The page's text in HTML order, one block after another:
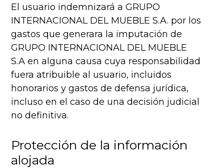
El usuario indemnizará a GRUPO
INTERNACIONAL DEL MUEBLE S.A. por los
gastos que generara la imputación de
GRUPO INTERNACIONAL DEL MUEBLE
S.A en alguna causa cuya responsabilidad
fuera atribuible al usuario, incluidos
honorarios y gastos de defensa jurídica,
incluso en el caso de una decisión judicial
no definitiva.
Protección de la información
alojada